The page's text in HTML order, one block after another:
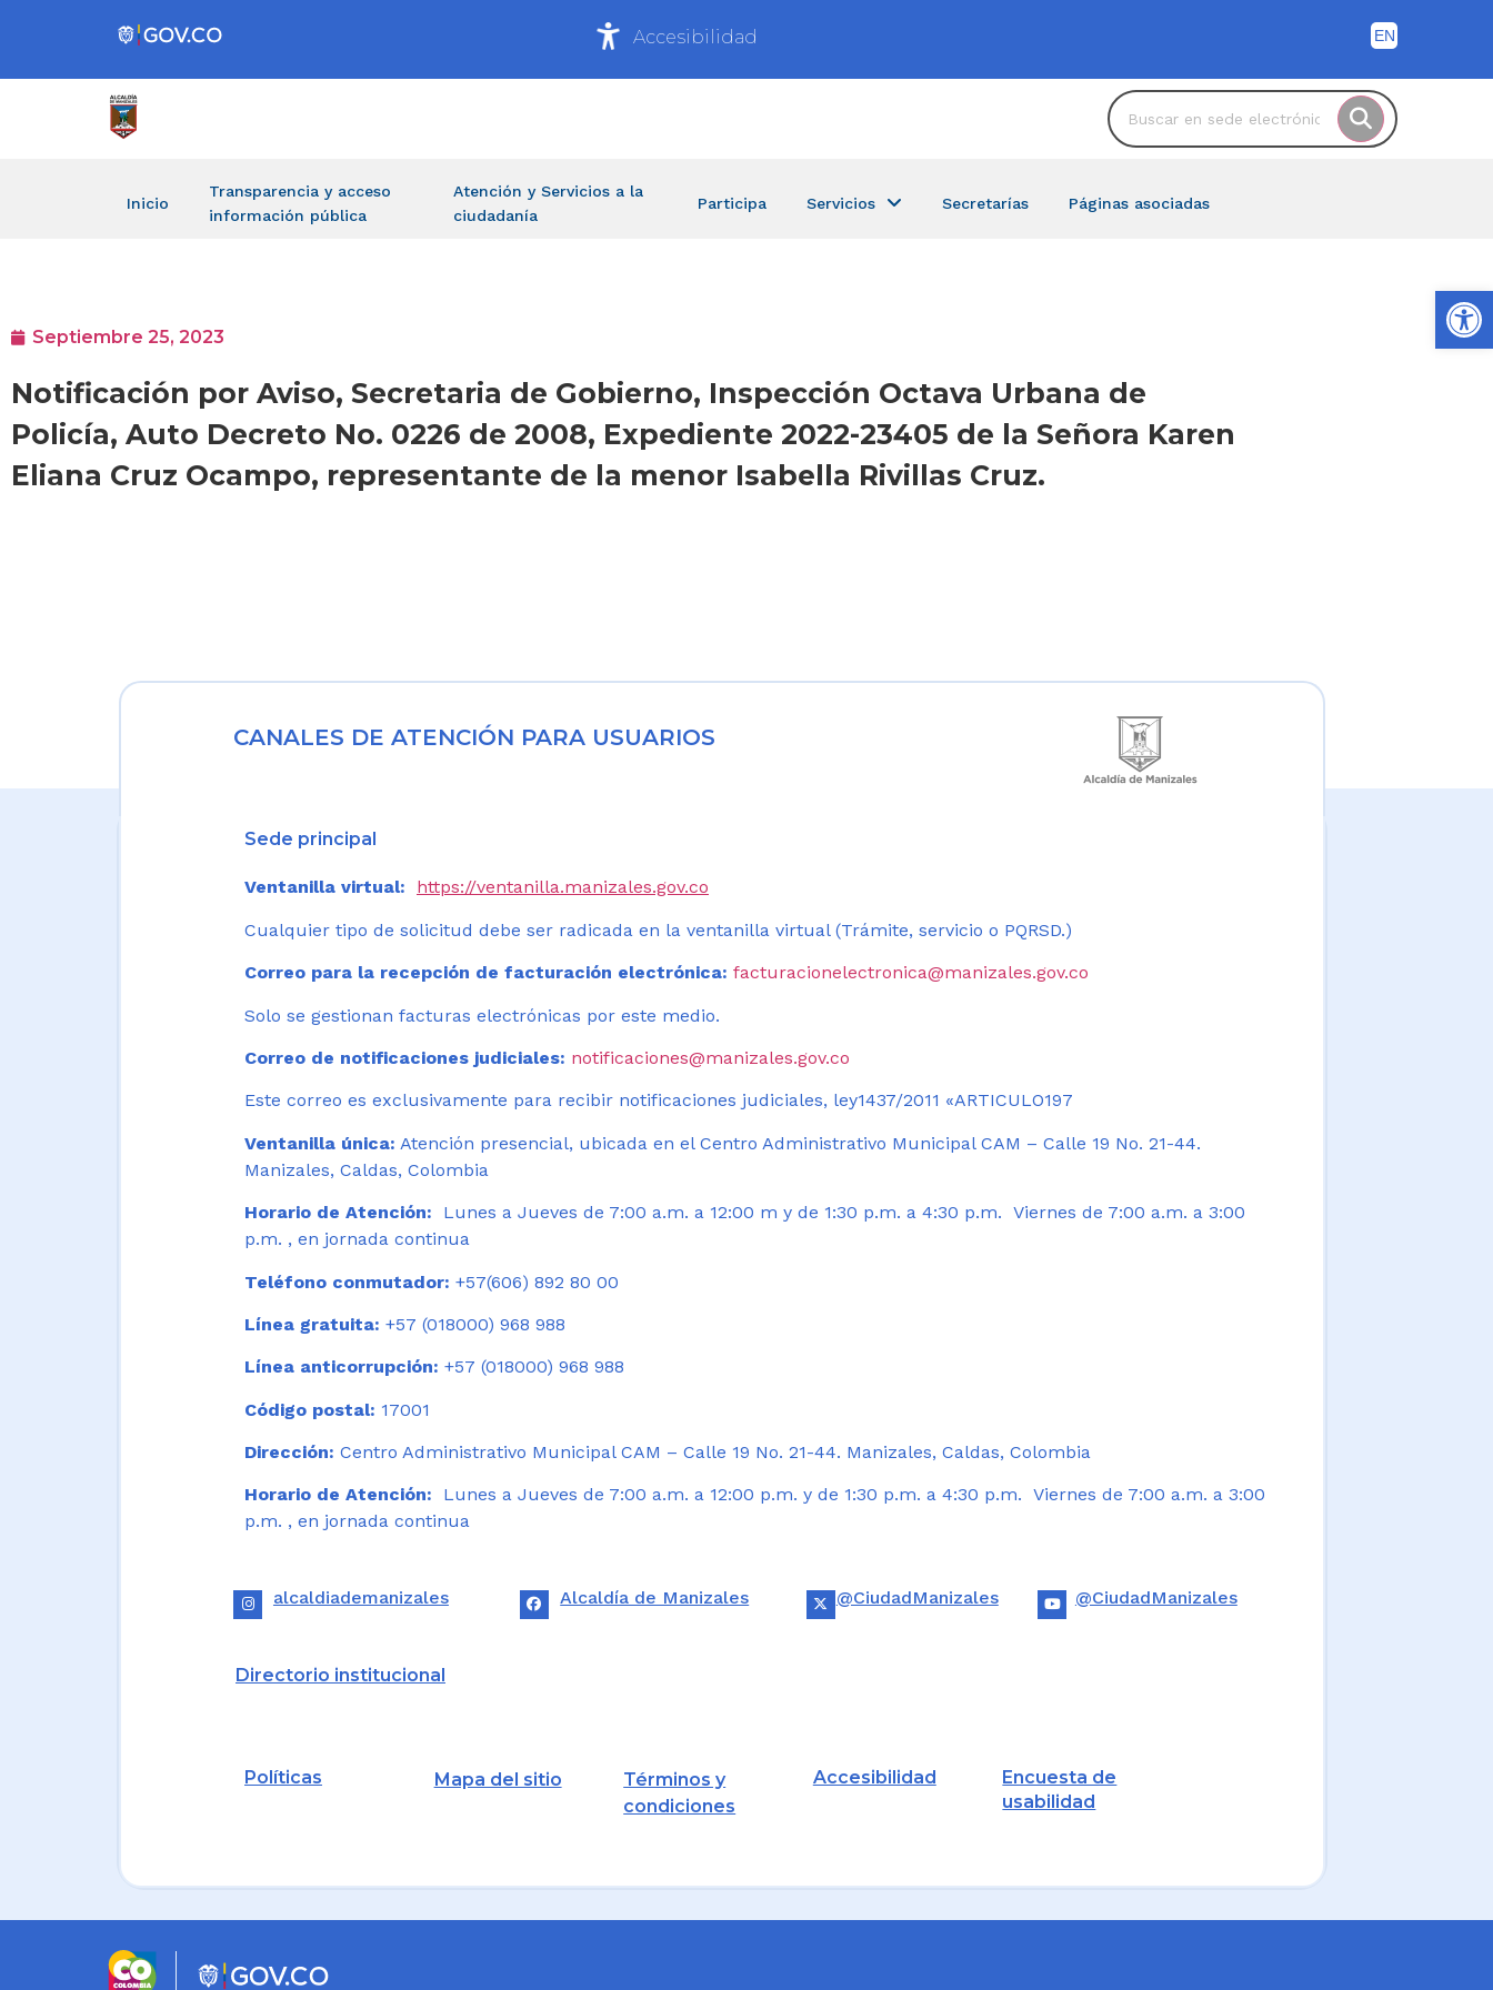
Accesibilidad
Inicio
Transparencia y acceso
información pública
Atención y Servicios a la
ciudadanía
Participa Servicios Secretarías Páginas asociadas
Septiembre 25, 2023
Notificación por Aviso, Secretaria de Gobierno, Inspección Octava Urbana de
Policía, Auto Decreto No. 0226 de 2008, Expediente 2022-23405 de la Señora Karen
Eliana Cruz Ocampo, representante de la menor Isabella Rivillas Cruz.
CANALES DE ATENCIÓN PARA USUARIOS
Sede principal
Ventanilla virtual: https://ventanilla.manizales.gov.co
Cualquier tipo de solicitud debe ser radicada en la ventanilla virtual (Trámite, servicio o PQRSD.)
Correo para la recepción de facturación electrónica: facturacionelectronica@manizales.gov.co
Solo se gestionan facturas electrónicas por este medio.
Correo de notificaciones judiciales: notificaciones@manizales.gov.co
Este correo es exclusivamente para recibir notificaciones judiciales, ley1437/2011 «ARTICULO197
Ventanilla única: Atención presencial, ubicada en el Centro Administrativo Municipal CAM – Calle 19 No. 21-44.
Manizales, Caldas, Colombia
Horario de Atención:
Lunes a Jueves de 7:00 a.m. a 12:00 m y de 1:30 p.m. a 4:30 p.m. Viernes de 7:00 a.m. a 3:00
p.m. , en jornada continua
Teléfono conmutador: +57(606) 892 80 00
Línea gratuita: +57 (018000) 968 988
Línea anticorrupción: +57 (018000) 968 988
Código postal: 17001
Dirección: Centro Administrativo Municipal CAM – Calle 19 No. 21-44. Manizales, Caldas, Colombia
Horario de Atención: Lunes a Jueves de 7:00 a.m. a 12:00 p.m. y de 1:30 p.m. a 4:30 p.m. Viernes de 7:00 a.m. a 3:00
p.m. , en jornada continua
alcaldiademanizales Alcaldía de Manizales @CiudadManizales @CiudadManizales
Directorio institucional
Políticas Mapa del sitio
Términos y
condiciones
Accesibilidad
Encuesta de
usabilidad